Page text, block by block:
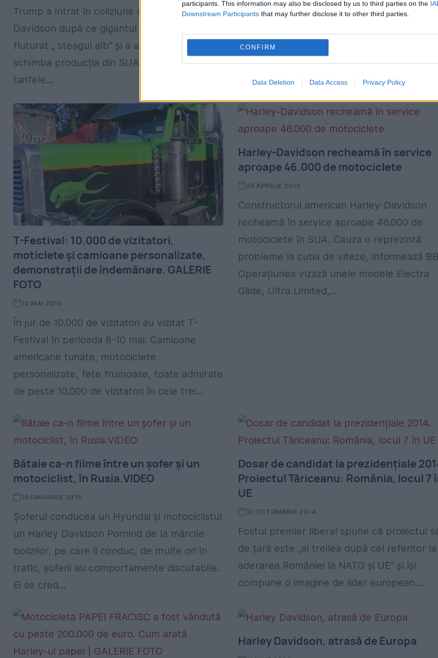
participants. This information may also be disclosed by us to third parties on the
Downstream Participants that may further disclose it to other third parties.
CONFIRM
Data Deletion Data Access Privacy Policy
Trump a intrat în coliziune cu Harley-
Davidson după ce gigantul de motociclete a
fluturat „ steagul alb” şi a anunțat că va
schimba producția din SUA pentru a evita
tarifele...
proiecte eşuate de la toate companiile,
decis să păstreze în memoria oamenilor
proiectele...
T-Festival: 10.000 de vizitatori,
moticlete și camioane personalizate,
demonstrații de îndemânare. GALERIE
FOTO
10 MAI 2015
În jur de 10.000 de vizitatori au vizitat T-
Festival în perioada 8-10 mai. Camioane
americane tunate, motociclete
personalizate, fete frumoase, toate admirate
de peste 10.000 de vizitatori în cele trei...
Harley-Davidson recheamă în service
aproape 46.000 de motociclete
25 APRILIE 2015
Constructorul american Harley-Davidson
recheamă în service aproape 46.000 de
motociclete în SUA. Cauza o reprezintă
probleme la cutia de viteze, informează
Operațiunea vizază unele modele Electra
Glide, Ultra Limited,...
Bătaie ca-n filme între un șofer și un
motociclist, în Rusia.VIDEO
10 IANUARIE 2015
Șoferul conducea un Hyundai și motociclistul
un Harley Davidson Pornind de la mărcile
bolizilor, pe care îi conduc, de multe ori în
trafic, șoferii au comportamente discutabile.
Ei se cred...
Dosar de candidat la prezidențiale
Proiectul Tăriceanu: România, locul 7
UE
31 OCTOMBRIE 2014
Fostul premier liberal spune că proiectul
de țară este „al treilea după cel referitor la
aderarea României la NATO și UE” și își
compune o imagine de lider european....
Harley Davidson, atrasă de Europa